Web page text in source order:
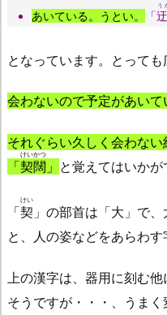
あいている。うとい。
「
う
となっています。とっても
会わないので予定があいて
それぐらい久しく会わな
「契闊
けいかつ
」 と覚えてはいか
「契
けい
」の部首は「大」で
と、人の姿などをあらわす
上の漢字は、器用に刻む
そうですが・・・、うまく